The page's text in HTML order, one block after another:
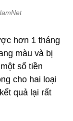
hơn 1 tháng
màu và bị
số tiền
cho hai loại
quả lại rất